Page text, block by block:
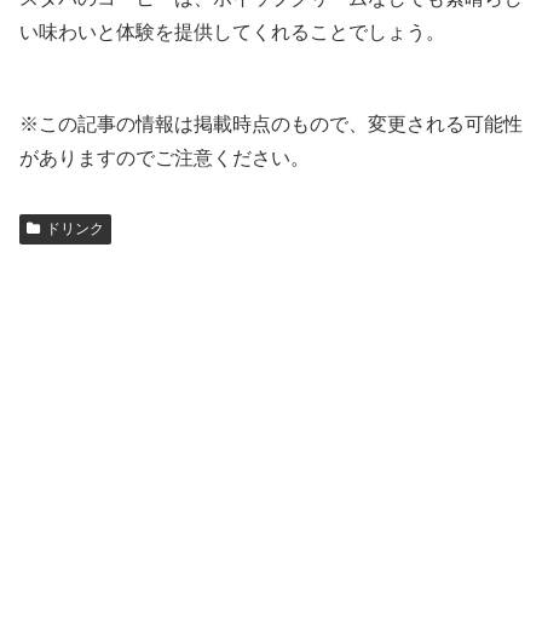
い味わいと体験を提供してくれることでしょう。
※この記事の情報は掲載時点のもので、変更される可能性
がありますのでご注意ください。
ドリンク